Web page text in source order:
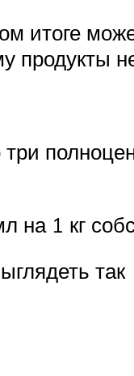
итоге
продукты
на 1 кг
так